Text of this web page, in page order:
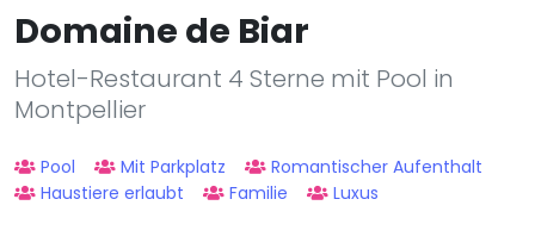
Domaine de Biar
Hotel-Restaurant 4 Sterne mit Pool in
Montpellier
Pool Mit Parkplatz
Romantischer Aufenthalt
Haustiere erlaubt
Familie Luxus